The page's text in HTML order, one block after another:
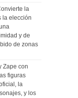
la
la elección
y de
de zonas
Zape con
figuras
la
y los